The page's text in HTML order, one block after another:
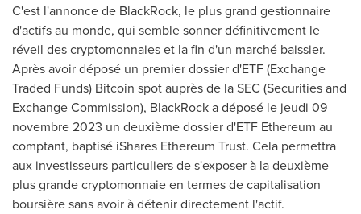
C'est l'annonce de BlackRock, le plus grand gestionnaire
d'actifs au monde, qui semble sonner définitivement le
réveil des cryptomonnaies et la fin d'un marché baissier.
Après avoir déposé un premier dossier d'ETF (Exchange
Traded Funds) Bitcoin spot auprès de la SEC (Securities and
Exchange Commission), BlackRock a déposé le jeudi 09
novembre 2023 un deuxième dossier d'ETF Ethereum au
comptant, baptisé iShares Ethereum Trust. Cela permettra
aux investisseurs particuliers de s'exposer à la deuxième
plus grande cryptomonnaie en termes de capitalisation
boursière sans avoir à détenir directement l'actif.